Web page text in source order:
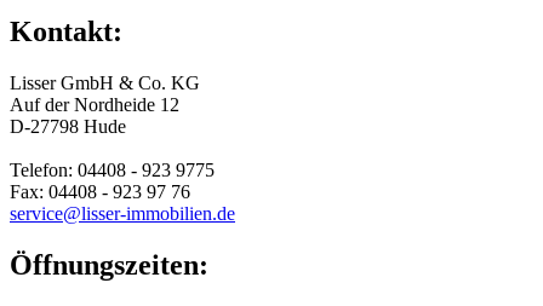
Kontakt:
Lisser GmbH & Co. KG
Auf der Nordheide 12
D-27798 Hude
Telefon: 04408 - 923 9775
Fax: 04408 - 923 97 76
service@lisser-immobilien.de
Öffnungszeiten: